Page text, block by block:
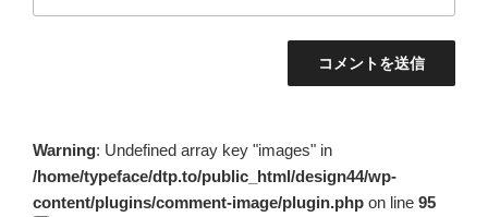
Warning: Undefined array key "images" in
/home/typeface/dtp.to/public_html/design44/wp-
content/plugins/comment-image/plugin.php on line 95